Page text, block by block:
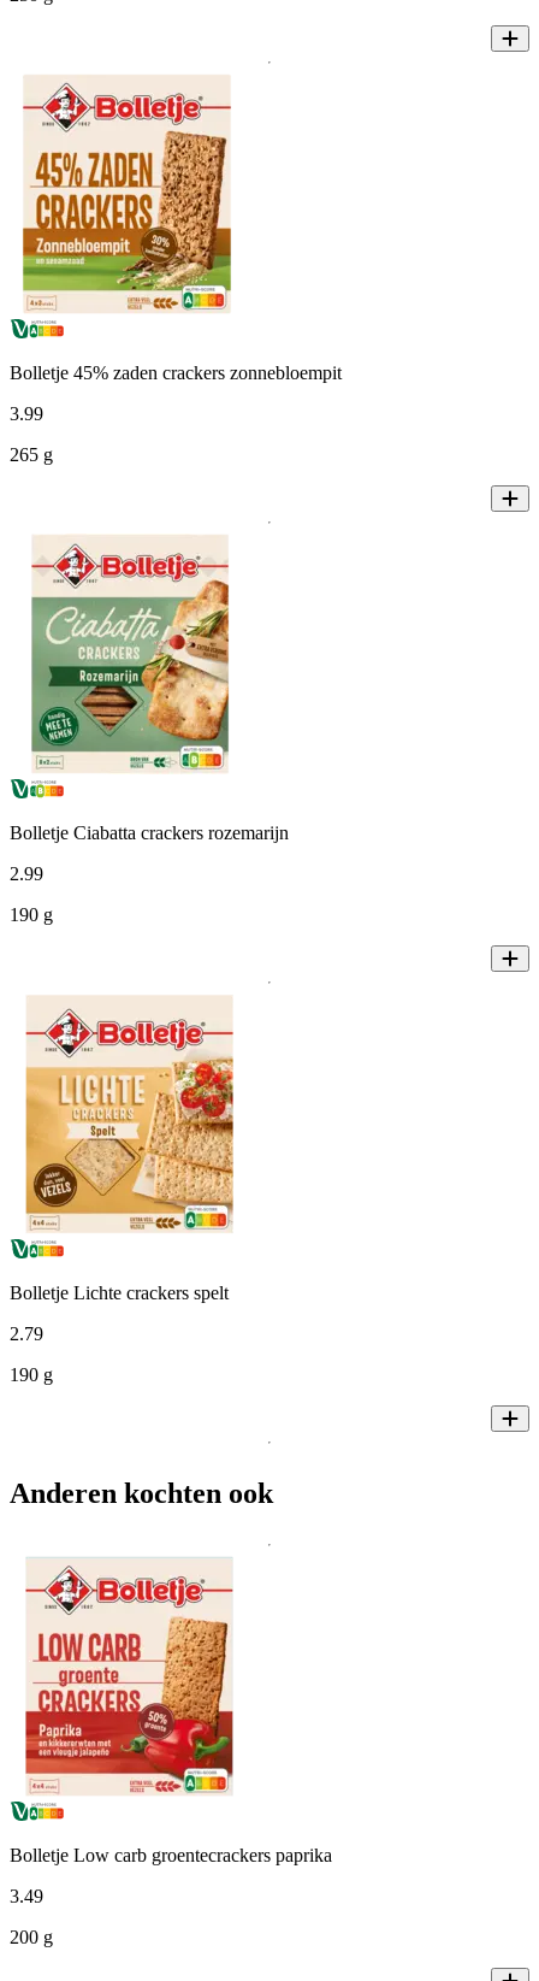
Bolletje 45% zaden crackers zonnebloempit
3.99
265 g
Bolletje Ciabatta crackers rozemarijn
2.99
190 g
Bolletje Lichte crackers spelt
2.79
190 g
Anderen kochten ook
Bolletje Low carb groentecrackers paprika
3.49
200 g